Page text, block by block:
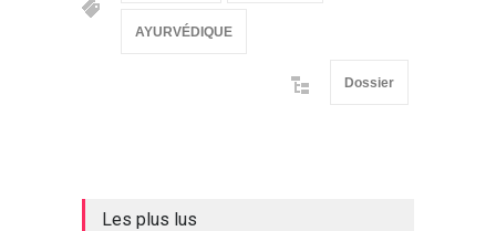
AYURVÉDIQUE
Dossier
Les plus lus